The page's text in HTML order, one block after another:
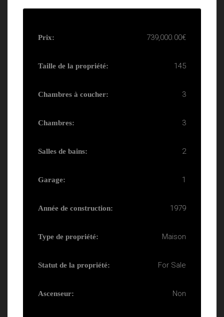
Prix: 739,000.00€
Taille de la propriété: 145
Chambres à coucher: 3
Chambres: 3
Salles de bains: 2
Garage: 1
Année de construction: 1979
Type de propriété: Maison
Statut de la propriété: For Sale
Ascenseur: Non